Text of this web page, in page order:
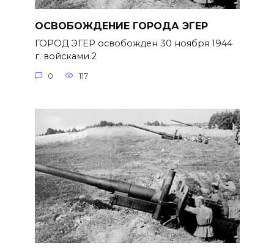
ОСВОБОЖДЕНИЕ ГОРОДА ЭГЕР
ГОРОД ЭГЕР освобожден 30 ноября 1944
г. войсками 2
0 117